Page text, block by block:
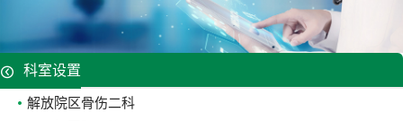
科室设置
解放院区骨伤二科